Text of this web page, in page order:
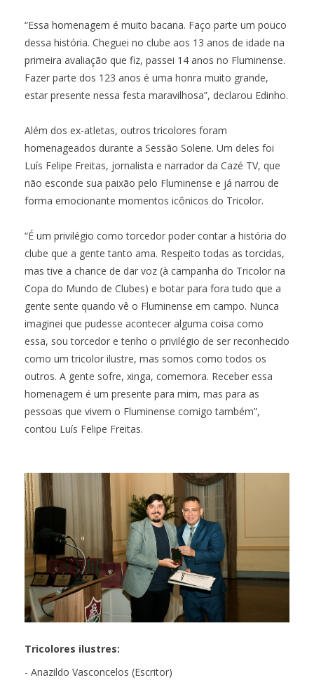
“Essa homenagem é muito bacana. Faço parte um pouco
dessa história. Cheguei no clube aos 13 anos de idade na
primeira avaliação que fiz, passei 14 anos no Fluminense.
Fazer parte dos 123 anos é uma honra muito grande,
estar presente nessa festa maravilhosa”, declarou Edinho.
Além dos ex-atletas, outros tricolores foram
homenageados durante a Sessão Solene. Um deles foi
Luís Felipe Freitas, jornalista e narrador da Cazé TV, que
não esconde sua paixão pelo Fluminense e já narrou de
forma emocionante momentos icônicos do Tricolor.
“É um privilégio como torcedor poder contar a história do
clube que a gente tanto ama. Respeito todas as torcidas,
mas tive a chance de dar voz (à campanha do Tricolor na
Copa do Mundo de Clubes) e botar para fora tudo que a
gente sente quando vê o Fluminense em campo. Nunca
imaginei que pudesse acontecer alguma coisa como
essa, sou torcedor e tenho o privilégio de ser reconhecido
como um tricolor ilustre, mas somos como todos os
outros. A gente sofre, xinga, comemora. Receber essa
homenagem é um presente para mim, mas para as
pessoas que vivem o Fluminense comigo também”,
contou Luís Felipe Freitas.
Tricolores ilustres:
- Anazildo Vasconcelos (Escritor)